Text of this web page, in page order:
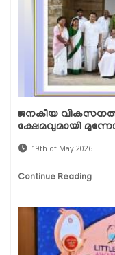
ജനകീയ
ക്ഷേമവുമായി
19th of May 2026
Continue Reading